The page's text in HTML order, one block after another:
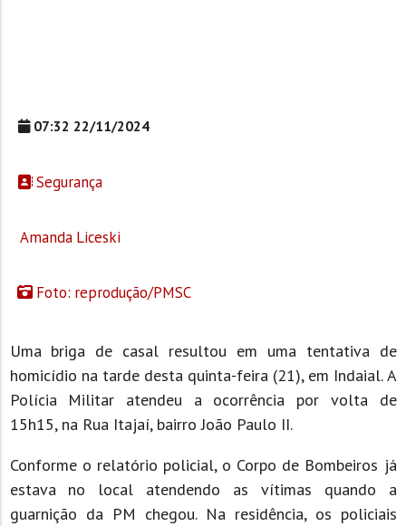
07:32 22/11/2024
Segurança
Amanda Liceski
Foto: reprodução/PMSC
Uma briga de casal resultou em uma tentativa de
homicídio na tarde desta quinta-feira (21), em Indaial. A
Polícia Militar atendeu a ocorrência por volta de
15h15, na Rua Itajaí, bairro João Paulo II.
Conforme o relatório policial, o Corpo de Bombeiros já
estava no local atendendo as vítimas quando a
guarnição da PM chegou. Na residência, os policiais